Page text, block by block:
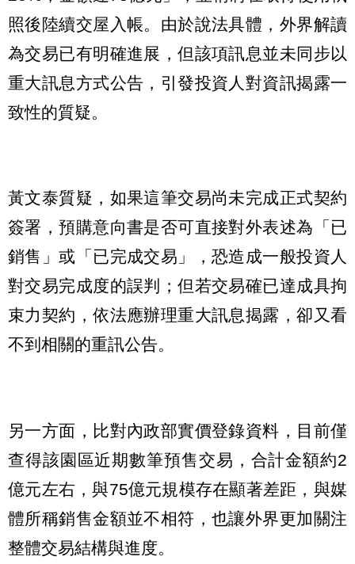
照後陸續交屋入帳。由於說法具體，外界解讀
為交易已有明確進展，但該項訊息並未同步以
重大訊息方式公告，引發投資人對資訊揭露一
致性的質疑。
黃文泰質疑，如果這筆交易尚未完成正式契約
簽署，預購意向書是否可直接對外表述為「已
銷售」或「已完成交易」，恐造成一般投資人
對交易完成度的誤判；但若交易確已達成具拘
束力契約，依法應辦理重大訊息揭露，卻又看
不到相關的重訊公告。
另一方面，比對內政部實價登錄資料，目前僅
查得該園區近期數筆預售交易，合計金額約2
億元左右，與75億元規模存在顯著差距，與媒
體所稱銷售金額並不相符，也讓外界更加關注
整體交易結構與進度。